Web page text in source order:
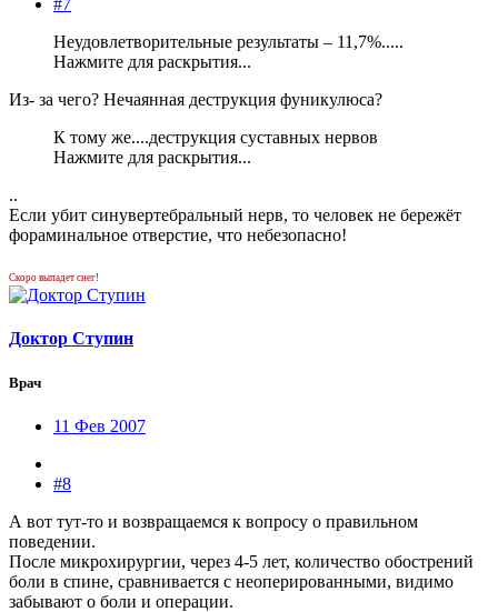
#7
Неудовлетворительные результаты – 11,7%.....
Нажмите для раскрытия...
Из- за чего? Нечаянная деструкция фуникулюса?
К тому же....деструкция суставных нервов
Нажмите для раскрытия...
..
Если убит синувертебральный нерв, то человек не бережёт
фораминальное отверстие, что небезопасно!
Скоро выпадет снег!
Доктор Ступин
Врач
11 Фев 2007
#8
А вот тут-то и возвращаемся к вопросу о правильном
поведении.
После микрохирургии, через 4-5 лет, количество обострений
боли в спине, сравнивается с неоперированными, видимо
забывают о боли и операции.